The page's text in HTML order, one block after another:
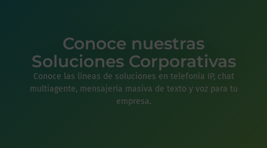
Conoce nuestras
Soluciones Corporativas
Conoce las líneas de soluciones en telefonía IP, chat
multiagente, mensajería masiva de texto y voz para tu
empresa.